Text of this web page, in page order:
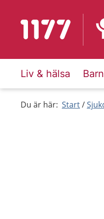
Till startsidan för 1177
Liv & hälsa
Du är här: Start